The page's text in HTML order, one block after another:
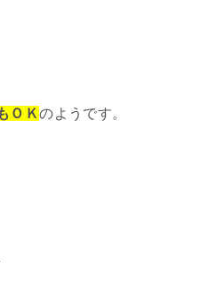
ＯＫのようです。